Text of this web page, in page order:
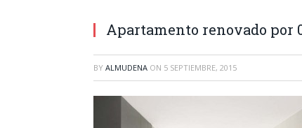
Apartamento renovado por
BY ALMUDENA ON 5 SEPTIEMBRE, 2015